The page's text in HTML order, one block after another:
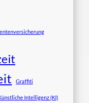
Graffiti
Intelligenz (KI)